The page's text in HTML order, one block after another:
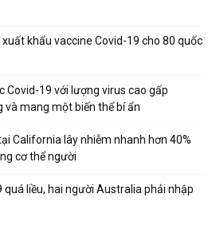
khẩu vaccine Covid-19 cho 80 quốc
Covid-19 với lượng virus cao gấp
và mang một biến thể bí ẩn
California lây nhiễm nhanh hơn 40%
cơ thể người
liều, hai người Australia phải nhập